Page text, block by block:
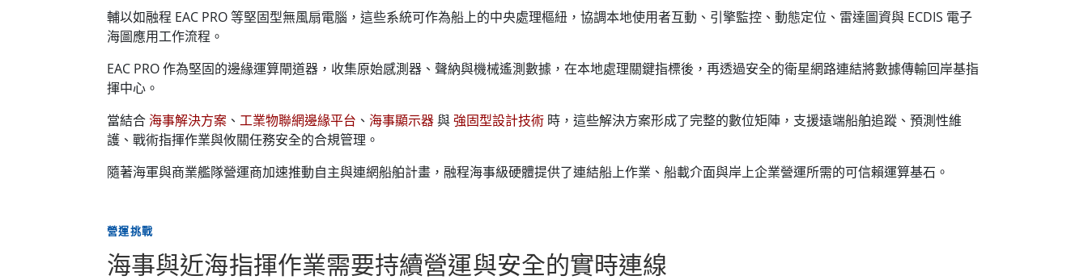
輔以如融程 EAC PRO 等堅固型無風扇電腦，這些系統可作為船上的中央處理樞紐，協調本地使用者互動、引擎監控、動態定位、雷達圖資與 ECDIS 電子
海圖應用工作流程。
EAC PRO 作為堅固的邊緣運算閘道器，收集原始感測器、聲納與機械遙測數據，在本地處理關鍵指標後，再透過安全的衛星網路連結將數據傳輸回岸基指
揮中心。
當結合 海事解決方案 、 工業物聯網邊緣平台 、 海事顯示器與強固型設計技術 時，這些解決方案形成了完整的數位矩陣，支援遠端船舶追蹤、預測性維
護、戰術指揮作業與攸關任務安全的合規管理。
隨著海軍與商業艦隊營運商加速推動自主與連網船舶計畫，融程海事級硬體提供了連結船上作業、船載介面與岸上企業營運所需的可信賴運算基石。
營運挑戰
海事與近海指揮作業需要持續營運與安全的實時連線